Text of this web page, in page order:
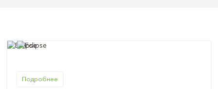
Подробнее